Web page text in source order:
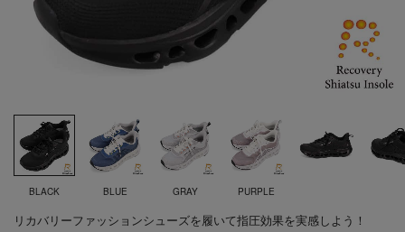
BLACK BLUE GRAY PURPLE
リカバリーファッションシューズを履いて指圧効果を実感しよう！